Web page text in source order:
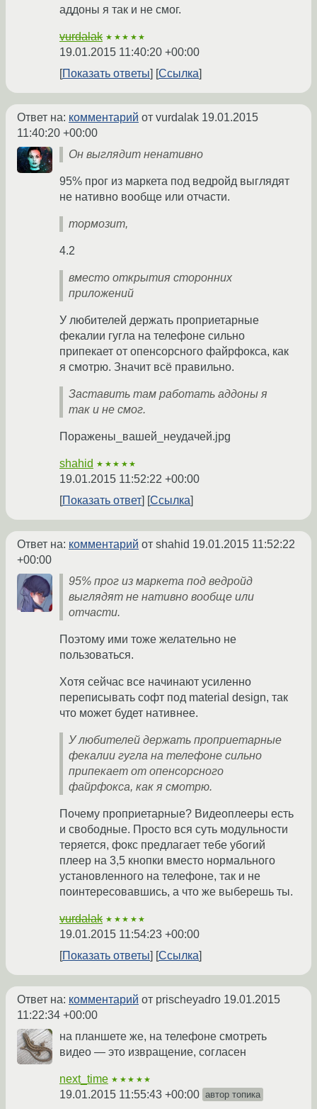
аддоны я так и не смог.
vurdalak ★★★★★
19.01.2015 11:40:20 +00:00
Показать ответы
Ссылка
Ответ на: комментарий от vurdalak 19.01.2015
11:40:20 +00:00
Он выглядит ненативно
95% прог из маркета под ведройд выглядят
не нативно вообще или отчасти.
тормозит,
4.2
вместо открытия сторонних
приложений
У любителей держать проприетарные
фекалии гугла на телефоне сильно
припекает от опенсорсного файрфокса, как
я смотрю. Значит всё правильно.
Заставить там работать аддоны я
так и не смог.
Поражены_вашей_неудачей.jpg
shahid ★★★★★
19.01.2015 11:52:22 +00:00
Показать ответ
Ссылка
Ответ на: комментарий от shahid 19.01.2015 11:52:22
+00:00
95% прог из маркета под ведройд
выглядят не нативно вообще или
отчасти.
Поэтому ими тоже желательно не
пользоваться.
Хотя сейчас все начинают усиленно
переписывать софт под material design, так
что может будет нативнее.
У любителей держать проприетарные
фекалии гугла на телефоне сильно
припекает от опенсорсного
файрфокса, как я смотрю.
Почему проприетарные? Видеоплееры есть
и свободные. Просто вся суть модульности
теряется, фокс предлагает тебе убогий
плеер на 3,5 кнопки вместо нормального
установленного на телефоне, так и не
поинтересовавшись, а что же выберешь ты.
vurdalak ★★★★★
19.01.2015 11:54:23 +00:00
Показать ответы
Ссылка
Ответ на: комментарий от prischeyadro 19.01.2015
11:22:34 +00:00
на планшете же, на телефоне смотреть
видео — это извращение, согласен
next_time ★★★★★
19.01.2015 11:55:43 +00:00 автор топика